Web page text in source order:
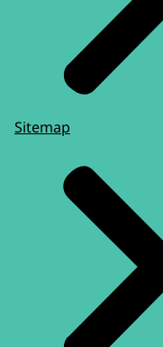
Sitemap